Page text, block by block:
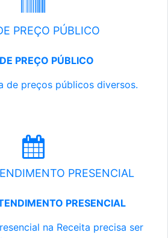
PREÇO PÚBLICO
PREÇO PÚBLICO
de preços públicos diversos.
PRESENCIAL
PRESENCIAL
na Receita precisa ser